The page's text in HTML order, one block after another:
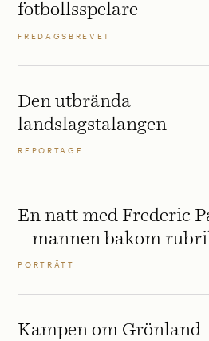
fotbollsspelare
FREDAGSBREVET
Den utbrända
landslagstalangen
REPORTAGE
En natt med Frederic
– mannen bakom
PORTRÄTT
Kampen om Grönland